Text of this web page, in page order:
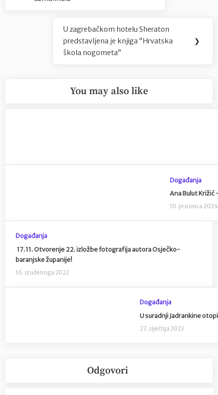
Next
Post:
U zagrebačkom hotelu Sheraton
predstavljena je knjiga “Hrvatska
škola nogometa”
❯
You may also like
Događanja
Ana Bulut Križić
10. prosinca 2024
Događanja
17.11. Otvorenje 22. izložbe fotografija autora Osječko-
baranjske županije!
16. studenoga 2022
Događanja
U suradnji Jadrankine
27. siječnja 2023
Odgovori